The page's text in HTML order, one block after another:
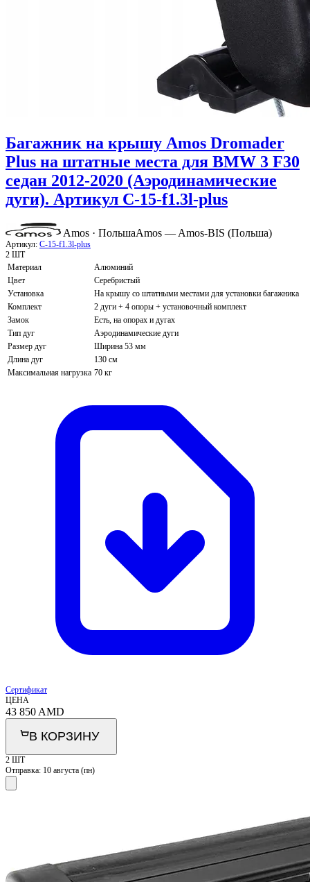
Багажник на крышу Amos Dromader
Plus на штатные места для BMW 3 F30
седан 2012-2020 (Аэродинамические
дуги). Артикул C-15-f1.3l-plus
Amos · ПольшаAmos — Amos-BIS (Польша)
Артикул: C-15-f1.3l-plus
2 ШТ
Материал
Алюминий
Цвет
Серебристый
Установка
На крышу со штатными местами для установки багажника
Комплект
2 дуги + 4 опоры + установочный комплект
Замок
Есть, на опорах и дугах
Тип дуг
Аэродинамические дуги
Размер дуг
Ширина 53 мм
Длина дуг
130 см
Максимальная нагрузка 70 кг
Сертификат
ЦЕНА
43 850 AMD
В КОРЗИНУ
2 ШТ
Отправка: 10 августа (пн)